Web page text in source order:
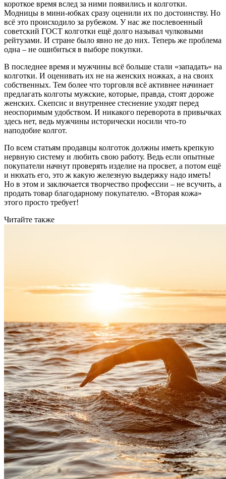
короткое время вслед за ними появились и колготки.
Модницы в мини-юбках сразу оценили их по достоинству. Но
всё это происходило за рубежом. У нас же послевоенный
советский ГОСТ колготки ещё долго называл чулковыми
рейтузами. И стране было явно не до них. Теперь же проблема
одна – не ошибиться в выборе покупки.
В последнее время и мужчины всё больше стали «западать» на
колготки. И оценивать их не на женских ножках, а на своих
собственных. Тем более что торговля всё активнее начинает
предлагать колготы мужские, которые, правда, стоят дороже
женских. Скепсис и внутреннее стеснение уходят перед
неоспоримым удобством. И никакого переворота в привычках
здесь нет, ведь мужчины исторически носили что-то
наподобие колгот.
По всем статьям продавцы колготок должны иметь крепкую
нервную систему и любить свою работу. Ведь если опытные
покупатели начнут проверять изделие на просвет, а потом ещё
и нюхать его, это ж какую железную выдержку надо иметь!
Но в этом и заключается творчество профессии – не всучить, а
продать товар благодарному покупателю. «Вторая кожа»
этого просто требует!
Читайте также